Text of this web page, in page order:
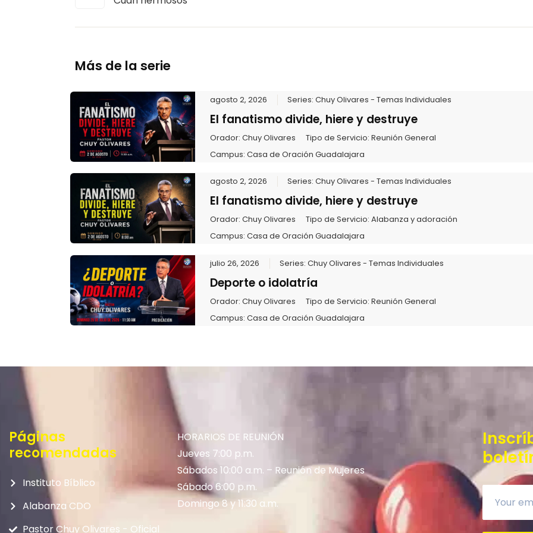
Más de la serie
agosto 2, 2026 Series:Chuy Olivares - Temas Individuales
El fanatismo divide, hiere y destruye
Orador:Chuy Olivares Tipo de Servicio:Reunión General
Campus:Casa de Oración Guadalajara
agosto 2, 2026 Series:Chuy Olivares - Temas Individuales
El fanatismo divide, hiere y destruye
Orador:Chuy Olivares Tipo de Servicio:Alabanza y adoración
Campus:Casa de Oración Guadalajara
julio 26, 2026 Series:Chuy Olivares - Temas Individuales
Deporte o idolatría
Orador:Chuy Olivares Tipo de Servicio:Reunión General
Campus:Casa de Oración Guadalajara
Páginas
recomendadas
Instituto Bíblico
Alabanza CDO
Pastor Chuy Olivares - Oficial
HORARIOS DE REUNIÓN
Jueves 7:00 p.m.
Sábados 10:00 a.m. – Reunión de Mujeres
Sábado 6:00 p.m.
Domingo 8 y 11:30 a.m.